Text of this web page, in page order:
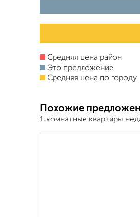
Средняя цена район
Это предложение
Средняя цена по городу
Похожие
1‑комнатные квартиры